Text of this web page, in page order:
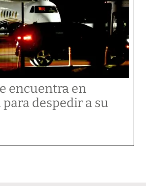
encuentra en
despedir a su